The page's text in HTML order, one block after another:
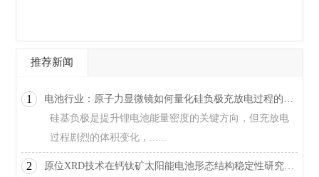
推荐新闻
1
电池行业：原子力显微镜如何量化硅负极充放电过程的纳米力学变化
硅基负极是提升锂电池能量密度的关键方向，但充放电
过程剧烈的体积变化，......
2
原位XRD技术在钙钛矿太阳能电池形态结构稳定性研究中的应用